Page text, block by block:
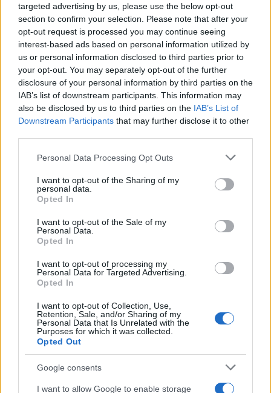
targeted advertising by us, please use the below opt-out
section to confirm your selection. Please note that after your
opt-out request is processed you may continue seeing
interest-based ads based on personal information utilized by
us or personal information disclosed to third parties prior to
your opt-out. You may separately opt-out of the further
disclosure of your personal information by third parties on the
IAB’s list of downstream participants. This information may
also be disclosed by us to third parties on the IAB’s List of
Downstream Participants that may further disclose it to other
Please note that this website/app uses one or more Google
not limited to your visit or usage behaviour. You may click to
grant or deny consent to Google and its third-party tags to
use your data for below specified purposes in below Google
consent section.
Personal Data Processing Opt Outs
I want to opt-out of the Sharing of my
personal data.
Opted In
I want to opt-out of the Sale of my
Personal Data.
Opted In
I want to opt-out of processing my
Personal Data for Targeted Advertising.
Opted In
I want to opt-out of Collection, Use,
Retention, Sale, and/or Sharing of my
Personal Data that Is Unrelated with the
Purposes for which it was collected.
Opted Out
Google consents
I want to allow Google to enable storage
Δημοσκόπηση GPO: Προβάδισμα 15,4% για ΝΔ -
«Ψήφος» στον Τσίπρα - Πιο δημοφιλής ο
Κουτσούμπας
Στην πρόθεση ψήφου το κυβερνών κόμμα εξασφαλίζει
προβάδισμα, έναντι του ΠΑΣΟΚ ενώ ο ΣΥΡΙΖΑ ακολουθεί στην
τρίτη θέση.
11.09.2024 21:06
Συντακτική
Ομάδα
ΝΔ-ΣΥΡΙΖΑ ενόψει ευρωεκλογών
07.04.2024 12:26
Flash.gr